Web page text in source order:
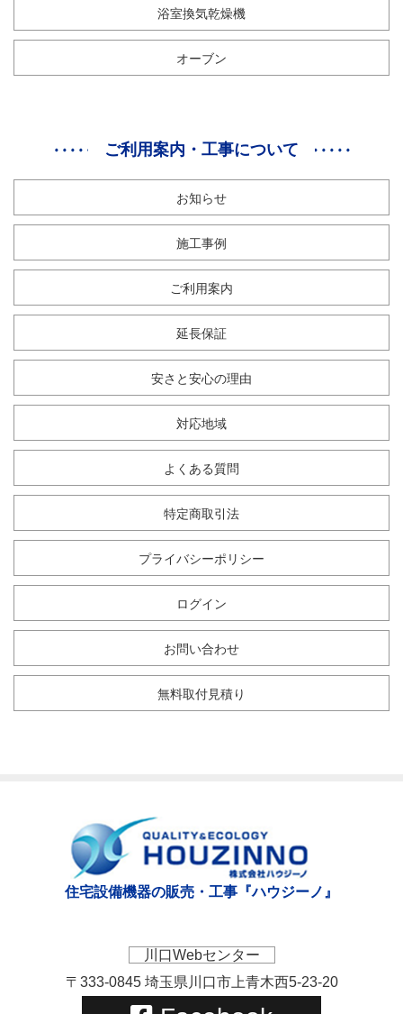
浴室換気乾燥機
オーブン
ご利用案内・工事について
お知らせ
施工事例
ご利用案内
延長保証
安さと安心の理由
対応地域
よくある質問
特定商取引法
プライバシーポリシー
ログイン
お問い合わせ
無料取付見積り
住宅設備機器の販売・工事『ハウジーノ』
川口Webセンター
〒333-0845 埼玉県川口市上青木西5-23-20